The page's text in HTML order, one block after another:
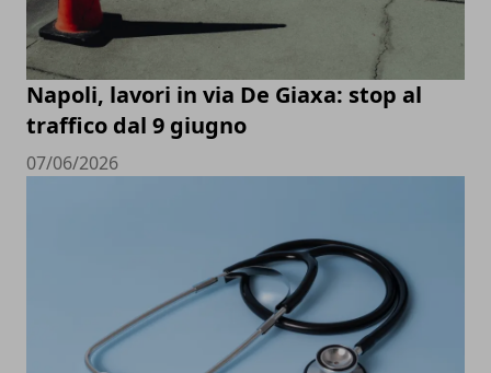
Napoli, lavori in via De Giaxa: stop al
traffico dal 9 giugno
07/06/2026